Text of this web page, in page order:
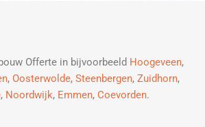
Offerte in bijvoorbeeld Hoogeveen,
, Oosterwolde, Steenbergen, Zuidhorn,
, Noordwijk, Emmen, Coevorden.